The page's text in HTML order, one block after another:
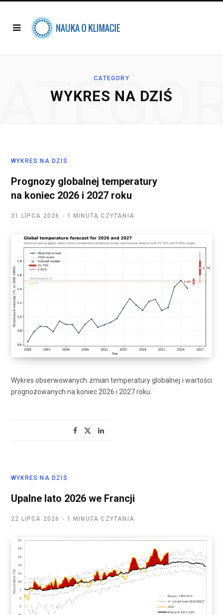
CATEGORY
WYKRES NA DZIŚ
WYKRES NA DZIŚ
Prognozy globalnej temperatury
na koniec 2026 i 2027 roku
31 LIPCA 2026 1 MINUTA CZYTANIA
Wykres obserwowanych zmian temperatury globalnej i wartości
prognozowanych na koniec 2026 i 2027 roku.
WYKRES NA DZIŚ
Upalne lato 2026 we Francji
22 LIPCA 2026 1 MINUTA CZYTANIA